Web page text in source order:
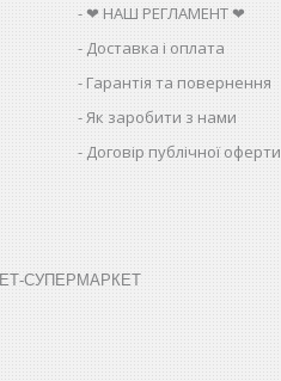
❤ НАШ РЕГЛАМЕНТ ❤
Доставка і оплата
Гарантія та повернення
Як заробити з нами
Договір публічної оферти
СУПЕРМАРКЕТ